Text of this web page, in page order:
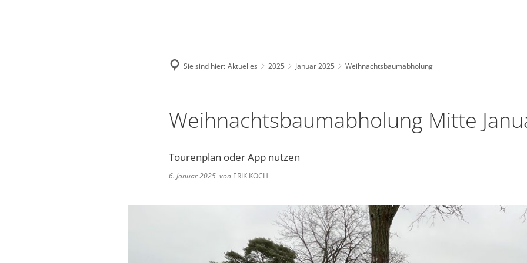
Sie sind hier: Aktuelles 2025 Januar 2025 Weihnachtsbaumabholung
Weihnachtsbaumabholung Mitte
Tourenplan oder App nutzen
6. Januar 2025 von ERIK KOCH